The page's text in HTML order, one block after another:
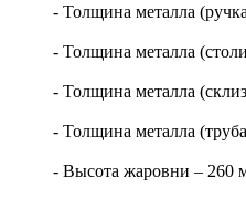
- Толщина металла
- Толщина металла
- Толщина металла
- Толщина металла
- Высота жаровни – 260